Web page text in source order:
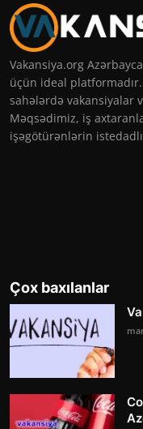
Vakansiya.org
üçün ideal
sahələrdə vakansiyalar
Məqsədimiz, iş
işəgötürənlərin
Çox baxılanlar